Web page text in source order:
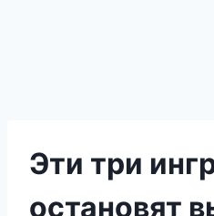
Эти три
остановят